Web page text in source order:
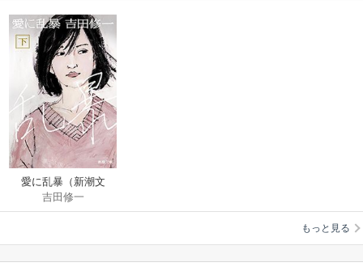
愛に乱暴（新潮文
庫）
吉田修一
もっと見る